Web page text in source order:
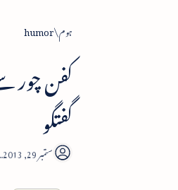
ہوم humor
کفن چور
گفتگو